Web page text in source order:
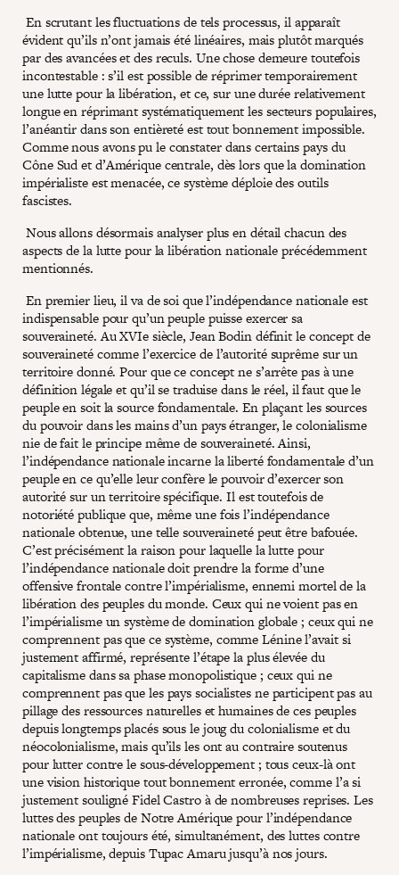
En scrutant les fluctuations de tels processus, il apparaît
évident qu’ils n’ont jamais été linéaires, mais plutôt marqués
par des avancées et des reculs. Une chose demeure toutefois
incontestable : s’il est possible de réprimer temporairement
une lutte pour la libération, et ce, sur une durée relativement
longue en réprimant systématiquement les secteurs populaires,
l’anéantir dans son entièreté est tout bonnement impossible.
Comme nous avons pu le constater dans certains pays du
Cône Sud et d’Amérique centrale, dès lors que la domination
impérialiste est menacée, ce système déploie des outils
fascistes.
Nous allons désormais analyser plus en détail chacun des
aspects de la lutte pour la libération nationale précédemment
mentionnés.
En premier lieu, il va de soi que l’indépendance nationale est
indispensable pour qu’un peuple puisse exercer sa
souveraineté. Au XVIe siècle, Jean Bodin définit le concept de
souveraineté comme l’exercice de l’autorité suprême sur un
territoire donné. Pour que ce concept ne s’arrête pas à une
définition légale et qu’il se traduise dans le réel, il faut que le
peuple en soit la source fondamentale. En plaçant les sources
du pouvoir dans les mains d’un pays étranger, le colonialisme
nie de fait le principe même de souveraineté. Ainsi,
l’indépendance nationale incarne la liberté fondamentale d’un
peuple en ce qu’elle leur confère le pouvoir d’exercer son
autorité sur un territoire spécifique. Il est toutefois de
notoriété publique que, même une fois l’indépendance
nationale obtenue, une telle souveraineté peut être bafouée.
C’est précisément la raison pour laquelle la lutte pour
l’indépendance nationale doit prendre la forme d’une
offensive frontale contre l’impérialisme, ennemi mortel de la
libération des peuples du monde. Ceux qui ne voient pas en
l’impérialisme un système de domination globale ; ceux qui ne
comprennent pas que ce système, comme Lénine l’avait si
justement affirmé, représente l’étape la plus élevée du
capitalisme dans sa phase monopolistique ; ceux qui ne
comprennent pas que les pays socialistes ne participent pas au
pillage des ressources naturelles et humaines de ces peuples
depuis longtemps placés sous le joug du colonialisme et du
néocolonialisme, mais qu’ils les ont au contraire soutenus
pour lutter contre le sous-développement ; tous ceux-là ont
une vision historique tout bonnement erronée, comme l’a si
justement souligné Fidel Castro à de nombreuses reprises. Les
luttes des peuples de Notre Amérique pour l’indépendance
nationale ont toujours été, simultanément, des luttes contre
l’impérialisme, depuis Tupac Amaru jusqu’à nos jours.